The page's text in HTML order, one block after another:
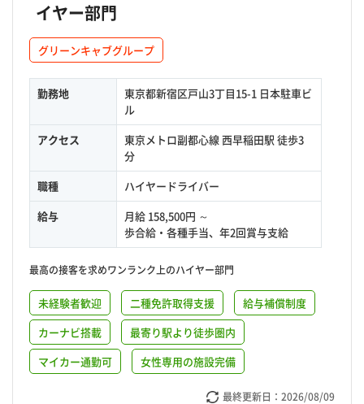
イヤー部門
グリーンキャブグループ
勤務地
東京都新宿区戸山3丁目15-1 日本駐車ビ
ル
アクセス
東京メトロ副都心線 西早稲田駅 徒歩3
分
職種
ハイヤードライバー
給与
月給 158,500円 ～
歩合給・各種手当、年2回賞与支給
最高の接客を求めワンランク上のハイヤー部門
未経験者歓迎 二種免許取得支援
給与補償制度
カーナビ搭載
最寄り駅より徒歩圏内
マイカー通勤可
女性専用の施設完備
最終更新日： 2026/08/09